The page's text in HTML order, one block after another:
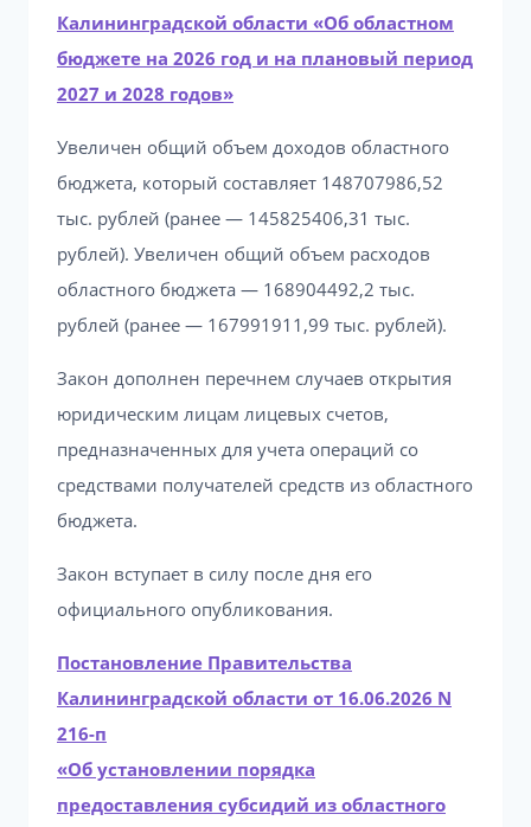
Калининградской области «Об областном
бюджете на 2026 год и на плановый период
2027 и 2028 годов»
Увеличен общий объем доходов областного
бюджета, который составляет 148707986,52
тыс. рублей (ранее — 145825406,31 тыс.
рублей). Увеличен общий объем расходов
областного бюджета — 168904492,2 тыс.
рублей (ранее — 167991911,99 тыс. рублей).
Закон дополнен перечнем случаев открытия
юридическим лицам лицевых счетов,
предназначенных для учета операций со
средствами получателей средств из областного
бюджета.
Закон вступает в силу после дня его
официального опубликования.
Постановление Правительства
Калининградской области от 16.06.2026 N
216-п
«Об установлении порядка
предоставления субсидий из областного